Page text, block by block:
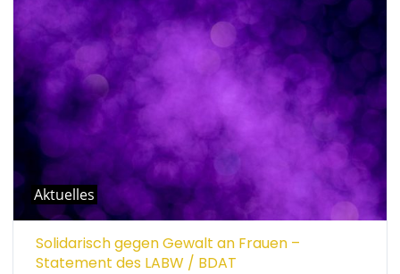
Aktuelles
Solidarisch gegen Gewalt an Frauen –
Statement des LABW / BDAT